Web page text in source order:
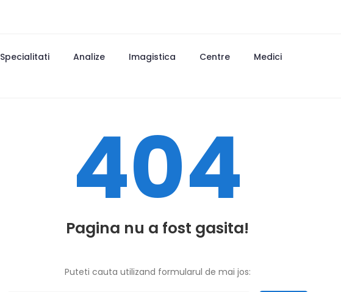
Specialitati Analize Imagistica Centre Medici
404
Pagina nu a fost gasita!
Puteti cauta utilizand formularul de mai jos: